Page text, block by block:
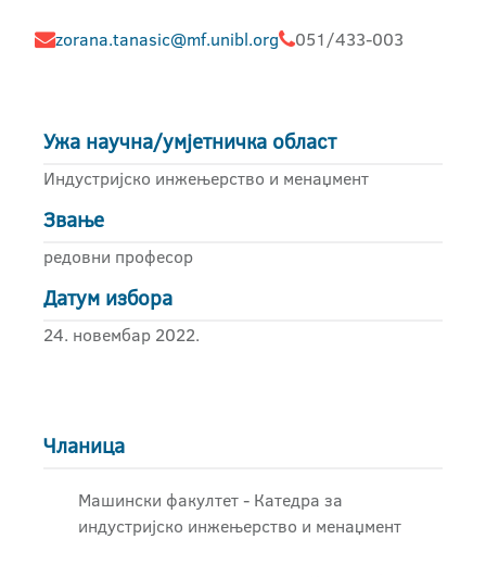
zorana.tanasic@mf.unibl.org 051/433-003
Ужа научна/умјетничка област
Индустријско инжењерство и менаџмент
Звање
редовни професор
Датум избора
24. новембар 2022.
Чланица
Машински факултет - Катедра за
индустријско инжењерство и менаџмент